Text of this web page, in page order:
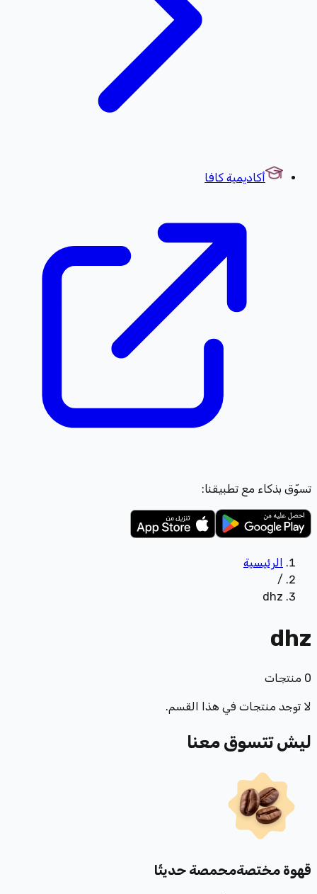
أكاديمية كافا
تسوّق بذكاء مع تطبيقنا:
الرئيسية
/
dhz
dhz
0 منتجات
لا توجد منتجات في هذا القسم.
ليش تتسوق معنا
قهوة مختصةمحمصة حديثًا